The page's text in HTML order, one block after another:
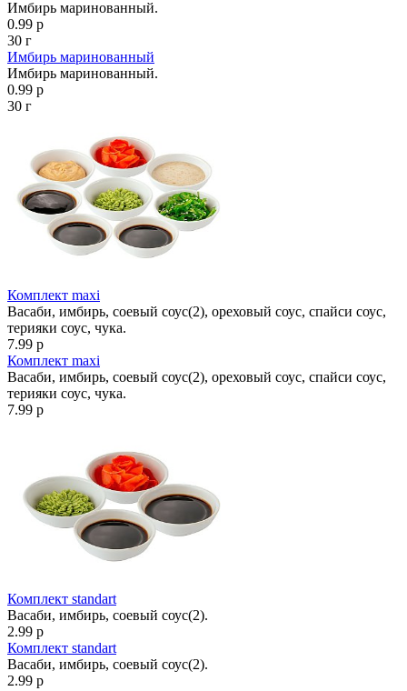
Имбирь маринованный.
0.99 р
30 г
Имбирь маринованный
Имбирь маринованный.
0.99 р
30 г
Комплект maxi
Васаби, имбирь, соевый соус(2), ореховый соус, спайси соус,
терияки соус, чука.
7.99 р
Комплект maxi
Васаби, имбирь, соевый соус(2), ореховый соус, спайси соус,
терияки соус, чука.
7.99 р
Комплект standart
Васаби, имбирь, соевый соус(2).
2.99 р
Комплект standart
Васаби, имбирь, соевый соус(2).
2.99 р